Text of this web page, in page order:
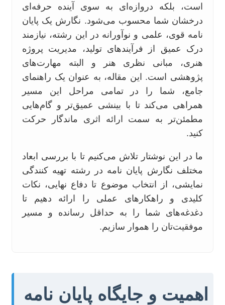
است، بلکه دروازه‌ای به سوی آینده حرفه‌ای
درخشان شما محسوب می‌شود. نگارش یک پایان
نامه قوی، علمی و نوآورانه در این رشته، نیازمند
درک عمیق از فرآیندهای تولید، مدیریت پروژه
هنری، مبانی نظری هنر و البته مهارت‌های
پژوهشی است. این مقاله، به عنوان یک راهنمای
جامع، شما را در تمامی مراحل این مسیر
همراهی می‌کند تا با بینشی عمیق‌تر و گام‌هایی
مطمئن‌تر به سمت ارائه اثری ماندگار حرکت
کنید.
ما در این نوشتار تلاش می‌کنیم تا با بررسی ابعاد
مختلف نگارش پایان نامه در رشته تهیه کنندگی
نمایشی، از انتخاب موضوع تا دفاع نهایی، نکات
کلیدی و راهکارهای عملی را ارائه دهیم تا
دغدغه‌های شما را به حداقل رسانده و مسیر
موفقیت‌تان را هموار سازیم.
اهمیت و جایگاه پایان نامه